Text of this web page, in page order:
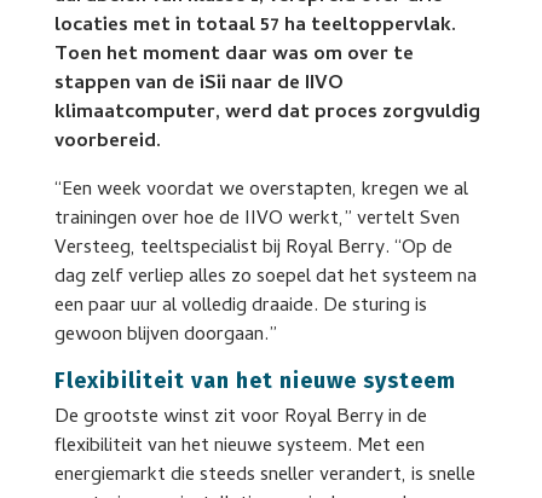
locaties met in totaal 57 ha teeltoppervlak.
Toen het moment daar was om over te
stappen van de iSii naar de IIVO
klimaatcomputer, werd dat proces zorgvuldig
voorbereid.
“Een week voordat we overstapten, kregen we al
trainingen over hoe de IIVO werkt,” vertelt Sven
Versteeg, teeltspecialist bij Royal Berry. “Op de
dag zelf verliep alles zo soepel dat het systeem na
een paar uur al volledig draaide. De sturing is
gewoon blijven doorgaan.”
Flexibiliteit van het nieuwe systeem
De grootste winst zit voor Royal Berry in de
flexibiliteit van het nieuwe systeem. Met een
energiemarkt die steeds sneller verandert, is snelle